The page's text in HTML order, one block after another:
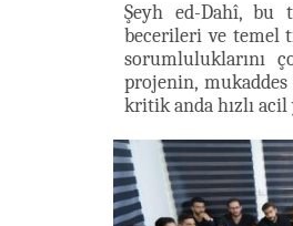
Şeyh ed-Dahî, bu
becerileri ve temel
sorumluluklarını
projenin,
kritik anda hızlı acil